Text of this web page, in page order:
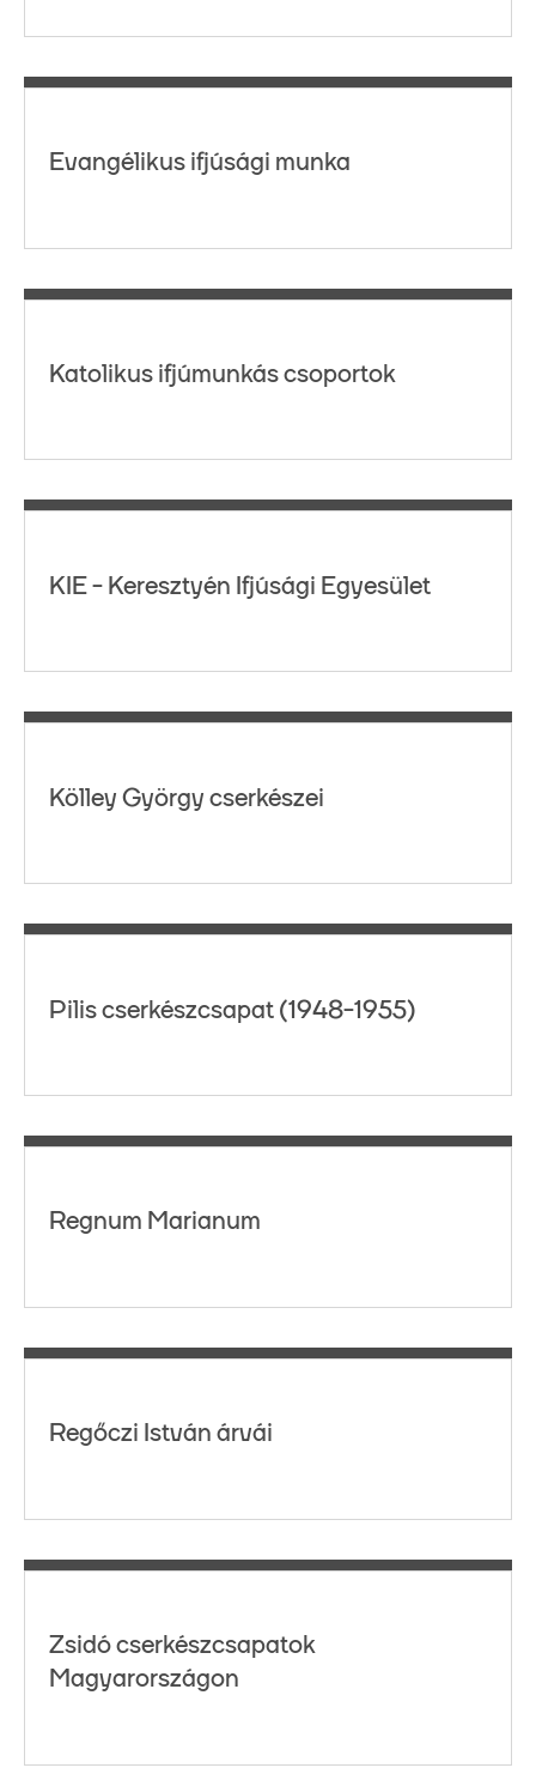
Evangélikus ifjúsági munka
Katolikus ifjúmunkás csoportok
KIE - Keresztyén Ifjúsági Egyesület
Kölley György cserkészei
Pilis cserkészcsapat (1948-1955)
Regnum Marianum
Regőczi István árvái
Zsidó cserkészcsapatok
Magyarországon